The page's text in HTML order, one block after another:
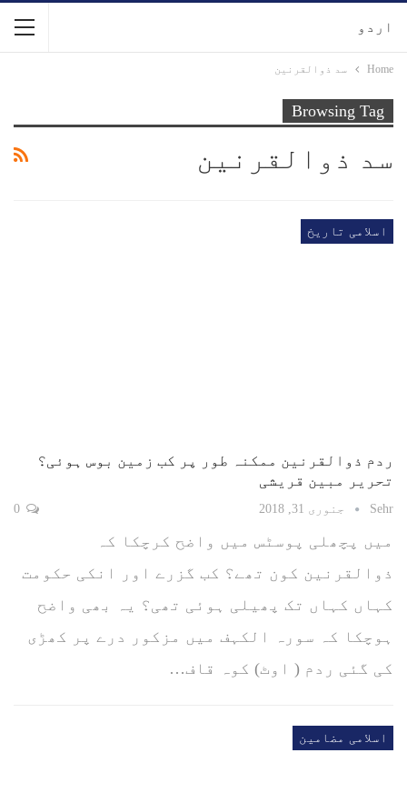
اردو
Home سد ذوالقرنین
Browsing Tag
سد ذوالقرنین
اسلامی تاریخ
ردم ذوالقرنین ممکنہ طور پر کب زمین بوس ہوئی؟
تحریر مبین قریشی
Sehr جنوری 31, 2018
میں پچھلی پوسٹس میں واضح کرچکا کہ
ذوالقرنین کون تھے؟ کب گزرے اور انکی حکومت
کہاں کہاں تک پھیلی ہوئی تھی؟ یہ بھی واضح
ہوچکا کہ سورہ الکہف میں مزکور درے پر کھڑی
کی گئی ردم ( اوٹ) کوہ قاف…
اسلامی مضامین